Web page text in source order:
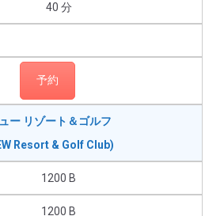
40 分
予約
ー リゾート＆ゴルフ
Resort & Golf Club)
1200 B
1200 B